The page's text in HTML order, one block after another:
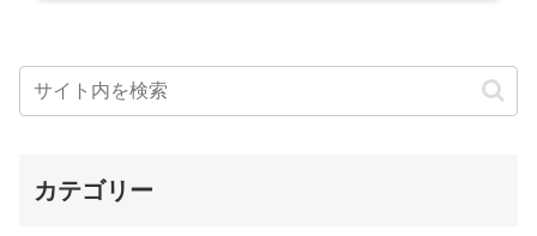
カテゴリー